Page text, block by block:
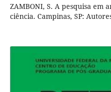
ZAMBONI, S. A pesquisa em
ciência. Campinas, SP: